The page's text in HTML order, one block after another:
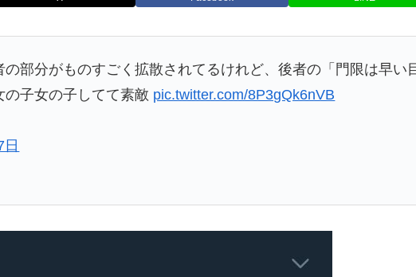
部分がものすごく拡散されてるけれど、後者の「門限は早い
子女の子してて素敵 pic.twitter.com/8P3gQk6nVB